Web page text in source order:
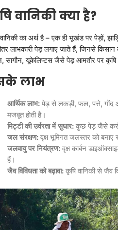
वानिकीक्याहै?
का अर्थ है – एक ही भूखंड पर पेड़ों,
लाभकारी पेड़ लगाए जाते हैं, जिनसे
सागौन, यूकेलिप्टस जैसे पेड़ आमतौर पर कृषि
लाभ
आर्थिक लाभ: पेड़ से लकड़ी, फल, पत्ते, गोंद
मजबूत होती है।
मिट्टी की उर्वरता में सुधार: कुछ पेड़ जैसे
जल संरक्षण: वृक्ष भूमिगत जलस्तर को
जलवायु पर नियंत्रण: वृक्ष कार्बन
हैं।
जैव विविधता को बढ़ावा: कृषि वानिकी से जैव